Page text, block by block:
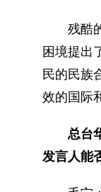
残酷
困境提出
民的民族
效的国际
总台
发言人能